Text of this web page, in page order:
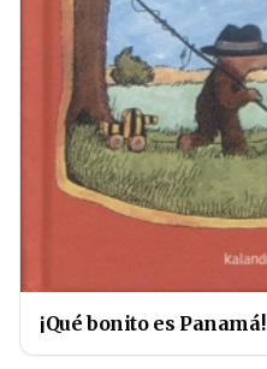
¡Qué bonito es Panamá!